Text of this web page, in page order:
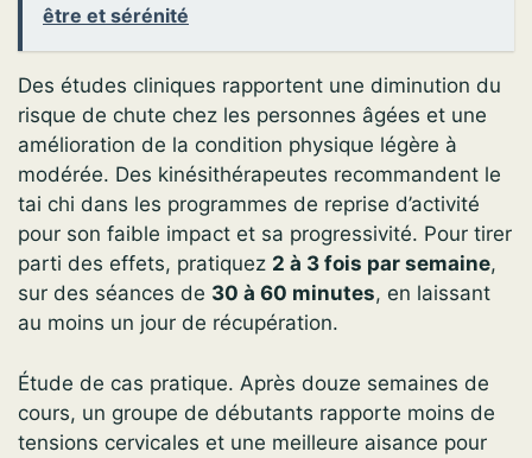
être et sérénité
Des études cliniques rapportent une diminution du
risque de chute chez les personnes âgées et une
amélioration de la condition physique légère à
modérée. Des kinésithérapeutes recommandent le
tai chi dans les programmes de reprise d’activité
pour son faible impact et sa progressivité. Pour tirer
parti des effets, pratiquez 2 à 3 fois par semaine,
sur des séances de 30 à 60 minutes, en laissant
au moins un jour de récupération.
Étude de cas pratique. Après douze semaines de
cours, un groupe de débutants rapporte moins de
tensions cervicales et une meilleure aisance pour